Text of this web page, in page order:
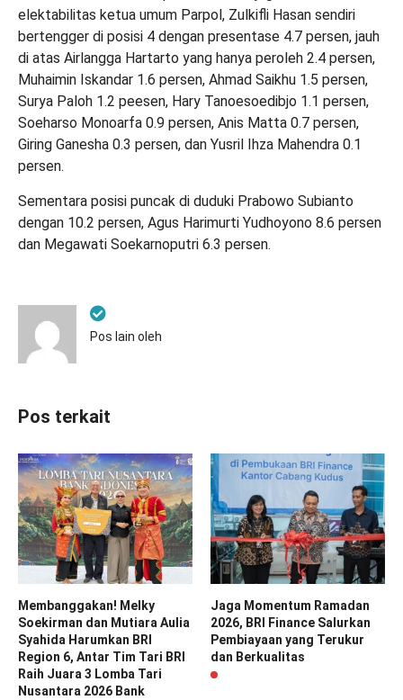
elektabilitas ketua umum Parpol, Zulkifli Hasan sendiri
bertengger di posisi 4 dengan presentase 4.7 persen, jauh
di atas Airlangga Hartarto yang hanya peroleh 2.4 persen,
Muhaimin Iskandar 1.6 persen, Ahmad Saikhu 1.5 persen,
Surya Paloh 1.2 peesen, Hary Tanoesoedibjo 1.1 persen,
Soeharso Monoarfa 0.9 persen, Anis Matta 0.7 persen,
Giring Ganesha 0.3 persen, dan Yusril Ihza Mahendra 0.1
persen.
Sementara posisi puncak di duduki Prabowo Subianto
dengan 10.2 persen, Agus Harimurti Yudhoyono 8.6 persen
dan Megawati Soekarnoputri 6.3 persen.
Pos lain oleh
Pos terkait
Membanggakan! Melky
Soekirman dan Mutiara Aulia
Syahida Harumkan BRI
Region 6, Antar Tim Tari BRI
Raih Juara 3 Lomba Tari
Nusantara 2026 Bank
Jaga Momentum Ramadan
2026, BRI Finance Salurkan
Pembiayaan yang Terukur
dan Berkualitas